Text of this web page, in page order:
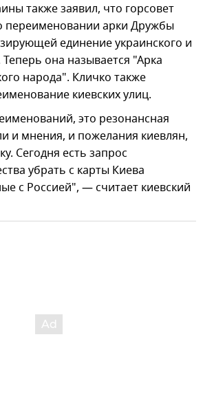
также заявил, что горсовет
переименовании арки Дружбы
единение украинского и
она называется "Арка
народа". Кличко также
киевских улиц.
это резонансная
и мнения, и пожелания киевлян,
Сегодня есть запрос
убрать с карты Киева
с Россией", — считает киевский